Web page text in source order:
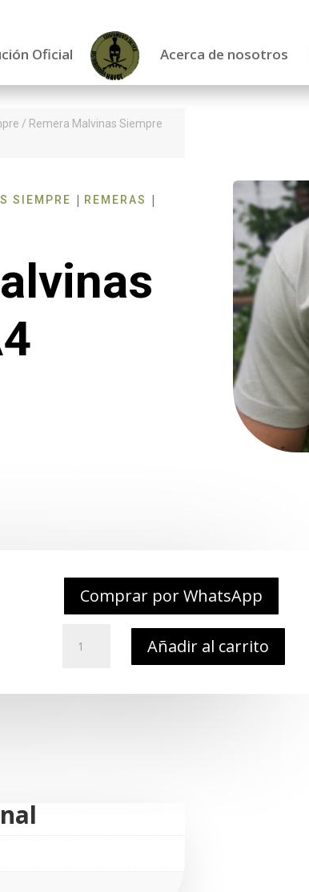
Oficial Acerca de nosotros
/ Remera Malvinas Siempre
SIEMPRE | REMERAS |
Comprar por WhatsApp
Malvinas
Añadir al carrito